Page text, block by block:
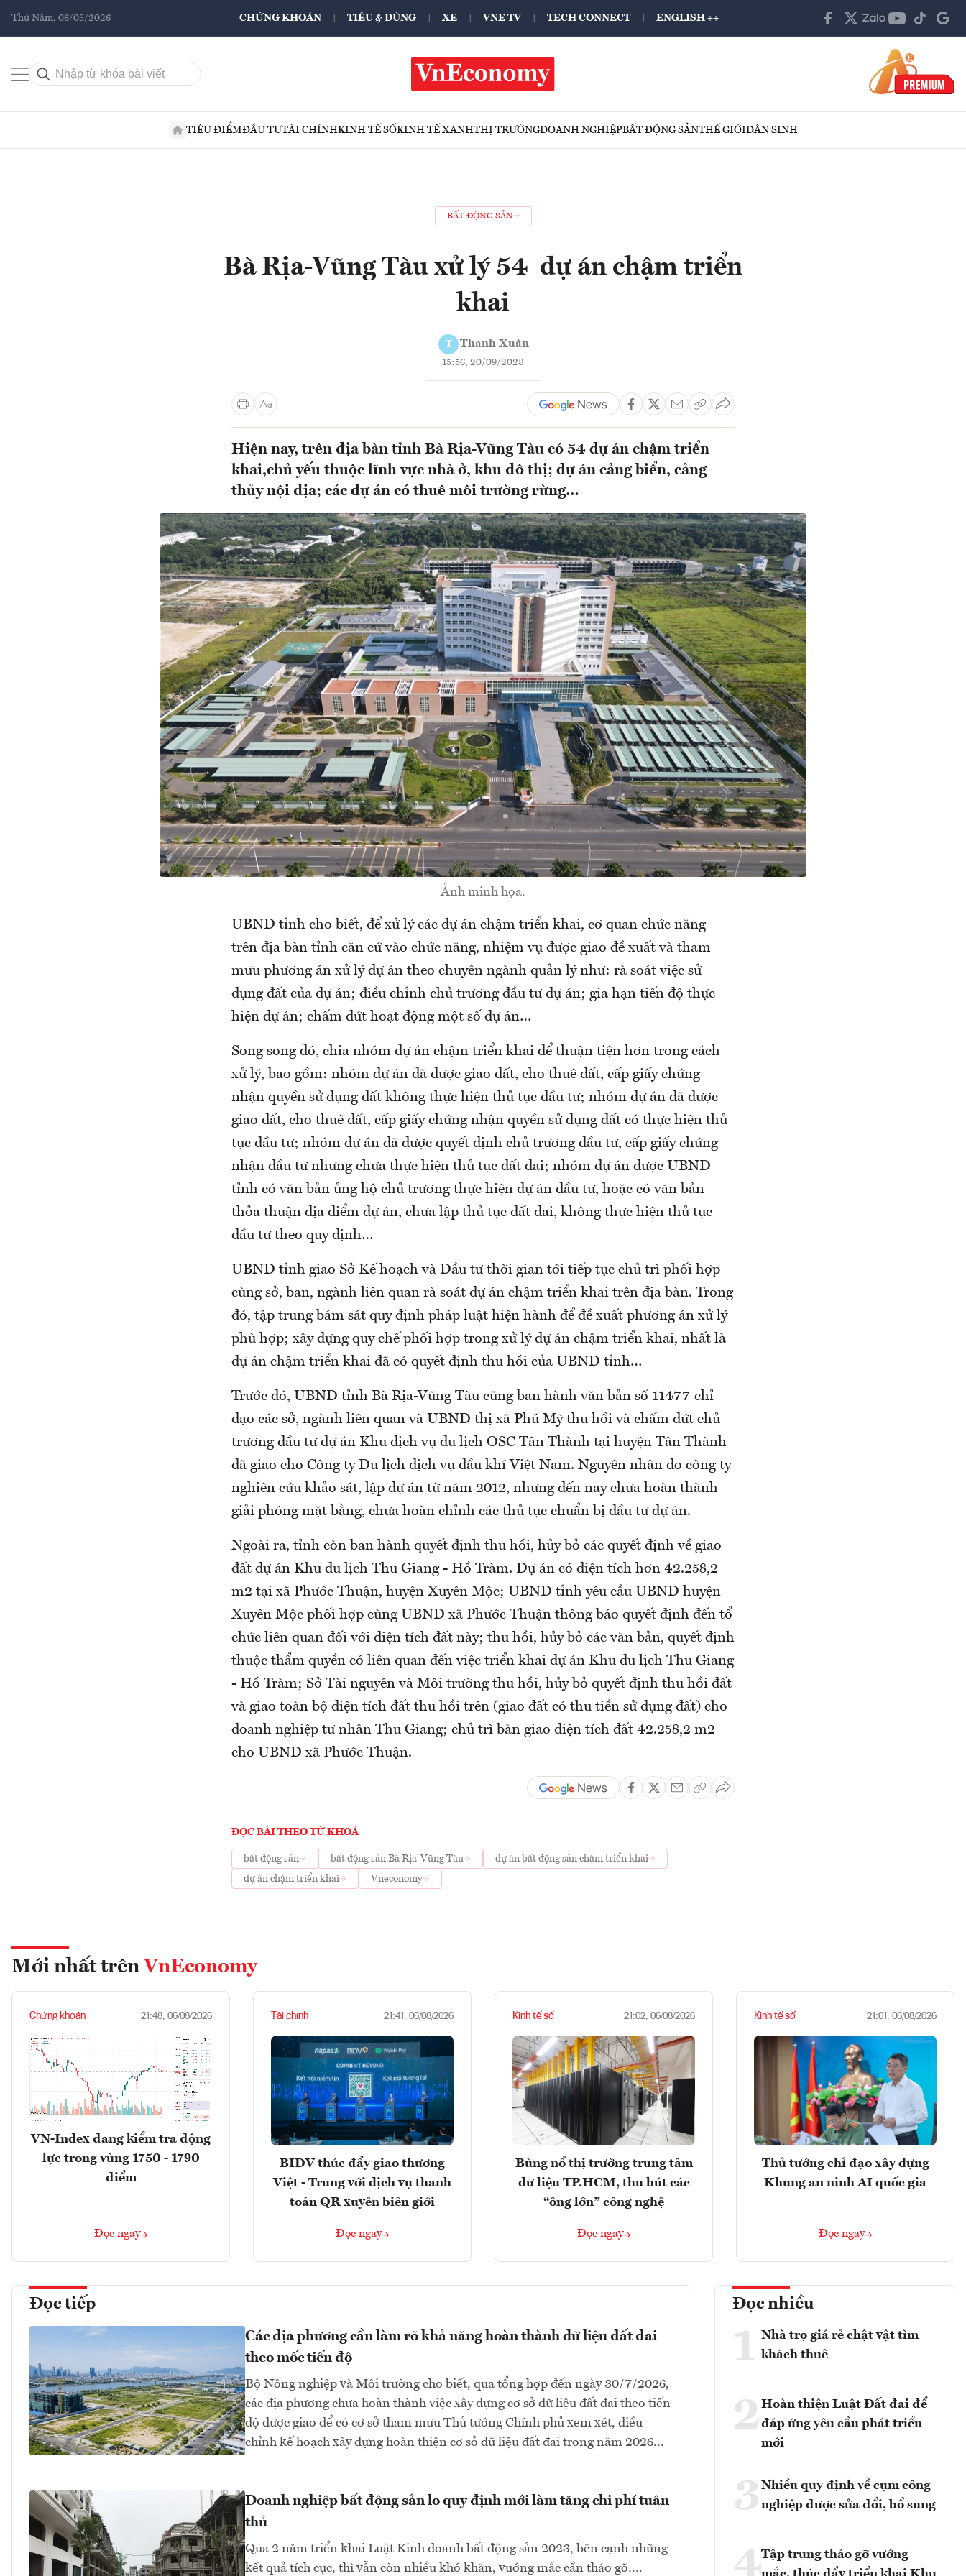
Thứ Năm, 06/08/2026 CHỨNG KHOÁN TIÊU & DÙNG XE VNE TV TECH CONNECT ENGLISH ++
TIÊU ĐIỂMĐẦU TƯTÀI CHÍNHKINH TẾ SỐKINH TẾ XANHTHỊ TRƯỜNGDOANH NGHIỆPBẤT ĐỘNG SẢNTHẾ GIỚIDÂN SINH
BẤT ĐỘNG SẢN
Bà Rịa-Vũng Tàu xử lý 54 dự án chậm triển
khai
T Thanh Xuân
15:56, 20/09/2023
Hiện nay, trên địa bàn tỉnh Bà Rịa-Vũng Tàu có 54 dự án chậm triển
khai,chủ yếu thuộc lĩnh vực nhà ở, khu đô thị; dự án cảng biển, cảng
thủy nội địa; các dự án có thuê môi trường rừng…
Ảnh minh họa.
UBND tỉnh cho biết, để xử lý các dự án chậm triển khai, cơ quan chức năng
trên địa bàn tỉnh căn cứ vào chức năng, nhiệm vụ được giao đề xuất và tham
mưu phương án xử lý dự án theo chuyên ngành quản lý như: rà soát việc sử
dụng đất của dự án; điều chỉnh chủ trương đầu tư dự án; gia hạn tiến độ thực
hiện dự án; chấm dứt hoạt động một số dự án…
Song song đó, chia nhóm dự án chậm triển khai để thuận tiện hơn trong cách
xử lý, bao gồm: nhóm dự án đã được giao đất, cho thuê đất, cấp giấy chứng
nhận quyền sử dụng đất không thực hiện thủ tục đầu tư; nhóm dự án đã được
giao đất, cho thuê đất, cấp giấy chứng nhận quyền sử dụng đất có thực hiện thủ
tục đầu tư; nhóm dự án đã được quyết định chủ trương đầu tư, cấp giấy chứng
nhận đầu tư nhưng chưa thực hiện thủ tục đất đai; nhóm dự án được UBND
tỉnh có văn bản ủng hộ chủ trương thực hiện dự án đầu tư, hoặc có văn bản
thỏa thuận địa điểm dự án, chưa lập thủ tục đất đai, không thực hiện thủ tục
đầu tư theo quy định…
UBND tỉnh giao Sở Kế hoạch và Đầu tư thời gian tới tiếp tục chủ trì phối hợp
cùng sở, ban, ngành liên quan rà soát dự án chậm triển khai trên địa bàn. Trong
đó, tập trung bám sát quy định pháp luật hiện hành để đề xuất phương án xử lý
phù hợp; xây dựng quy chế phối hợp trong xử lý dự án chậm triển khai, nhất là
dự án chậm triển khai đã có quyết định thu hồi của UBND tỉnh…
Trước đó, UBND tỉnh Bà Rịa-Vũng Tàu cũng ban hành văn bản số 11477 chỉ
đạo các sở, ngành liên quan và UBND thị xã Phú Mỹ thu hồi và chấm dứt chủ
trương đầu tư dự án Khu dịch vụ du lịch OSC Tân Thành tại huyện Tân Thành
đã giao cho Công ty Du lịch dịch vụ dầu khí Việt Nam. Nguyên nhân do công ty
nghiên cứu khảo sát, lập dự án từ năm 2012, nhưng đến nay chưa hoàn thành
giải phóng mặt bằng, chưa hoàn chỉnh các thủ tục chuẩn bị đầu tư dự án.
Ngoài ra, tỉnh còn ban hành quyết định thu hồi, hủy bỏ các quyết định về giao
đất dự án Khu du lịch Thu Giang - Hồ Tràm. Dự án có diện tích hơn 42.258,2
m2 tại xã Phước Thuận, huyện Xuyên Mộc; UBND tỉnh yêu cầu UBND huyện
Xuyên Mộc phối hợp cùng UBND xã Phước Thuận thông báo quyết định đến tổ
chức liên quan đối với diện tích đất này; thu hồi, hủy bỏ các văn bản, quyết định
thuộc thẩm quyền có liên quan đến việc triển khai dự án Khu du lịch Thu Giang
- Hồ Tràm; Sở Tài nguyên và Môi trường thu hồi, hủy bỏ quyết định thu hồi đất
và giao toàn bộ diện tích đất thu hồi trên (giao đất có thu tiền sử dụng đất) cho
doanh nghiệp tư nhân Thu Giang; chủ trì bàn giao diện tích đất 42.258,2 m2
cho UBND xã Phước Thuận.
ĐỌC BÀI THEO TỪ KHOÁ
bất động sản bất động sản Bà Rịa-Vũng Tàu
dự án bất động sản chậm triển khai
dự án chậm triển khai
Vneconomy
Mới nhất trên VnEconomy
Chứng khoán 21:48, 06/08/2026
VN-Index đang kiểm tra động
lực trong vùng 1750 - 1790
điểm
Đọc ngay
Tài chính 21:41, 06/08/2026
BIDV thúc đẩy giao thương
Việt - Trung với dịch vụ thanh
toán QR xuyên biên giới
Đọc ngay
Kinh tế số 21:02, 06/08/2026
Bùng nổ thị trường trung tâm
dữ liệu TP.HCM, thu hút các
“ông lớn” công nghệ
Đọc ngay
Kinh tế số 21:01, 06/08/2026
Thủ tướng chỉ đạo xây dựng
Khung an ninh AI quốc gia
Đọc ngay
Đọc tiếp
Các địa phương cần làm rõ khả năng hoàn thành dữ liệu đất đai
theo mốc tiến độ
Bộ Nông nghiệp và Môi trường cho biết, qua tổng hợp đến ngày 30/7/2026,
các địa phương chưa hoàn thành việc xây dựng cơ sở dữ liệu đất đai theo tiến
độ được giao để có cơ sở tham mưu Thủ tướng Chính phủ xem xét, điều
chỉnh kế hoạch xây dựng hoàn thiện cơ sở dữ liệu đất đai trong năm 2026...
Doanh nghiệp bất động sản lo quy định mới làm tăng chi phí tuân
thủ
Qua 2 năm triển khai Luật Kinh doanh bất động sản 2023, bên cạnh những
kết quả tích cực, thì vẫn còn nhiều khó khăn, vướng mắc cần tháo gỡ….
Đọc nhiều
1 Nhà trọ giá rẻ chật vật tìm
khách thuê
2Hoàn thiện Luật Đất đai để
đáp ứng yêu cầu phát triển
mới
3 Nhiều quy định về cụm công
nghiệp được sửa đổi, bổ sung
4Tập trung tháo gỡ vướng